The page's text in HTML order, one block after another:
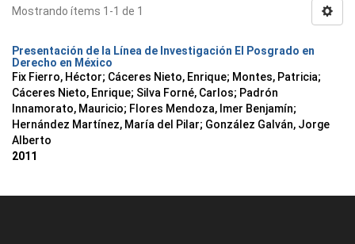
Mostrando ítems 1-1 de 1
Presentación de la Línea de Investigación El Posgrado en
Derecho en México
Fix Fierro, Héctor; Cáceres Nieto, Enrique; Montes, Patricia;
Cáceres Nieto, Enrique; Silva Forné, Carlos; Padrón
Innamorato, Mauricio; Flores Mendoza, Imer Benjamín;
Hernández Martínez, María del Pilar; González Galván, Jorge
Alberto
2011